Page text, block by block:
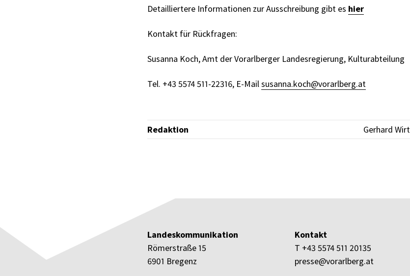
Detailliertere Informationen zur Ausschreibung gibt es hier
Kontakt für Rückfragen:
Susanna Koch, Amt der Vorarlberger Landesregierung, Kulturabteilung
Tel. +43 5574 511-22316, E-Mailsusanna.koch@vorarlberg.at
Redaktion Gerhard
Landeskommunikation
Römerstraße 15
6901 Bregenz
Kontakt
T +43 5574 511 20135
presse@vorarlberg.at